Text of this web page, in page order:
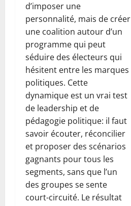
d’imposer une
personnalité, mais de créer
une coalition autour d’un
programme qui peut
séduire des électeurs qui
hésitent entre les marques
politiques. Cette
dynamique est un vrai test
de leadership et de
pédagogie politique: il faut
savoir écouter, réconcilier
et proposer des scénarios
gagnants pour tous les
segments, sans que l’un
des groupes se sente
court-circuité. Le résultat